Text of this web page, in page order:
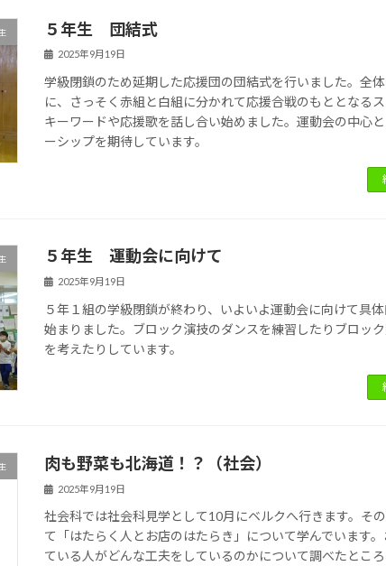
５年生 団結式
2025年9月19日
学級閉鎖のため延期した応援団の団結式を行いました。全
に、さっそく赤組と白組に分かれて応援合戦のもととなる
キーワードや応援歌を話し合い始めました。運動会の中心
ーシップを期待しています。
５年生 運動会に向けて
2025年9月19日
５年１組の学級閉鎖が終わり、いよいよ運動会に向けて具
始まりました。ブロック演技のダンスを練習したりブロッ
を考えたりしています。
肉も野菜も北海道！？（社会）
2025年9月19日
社会科では社会科見学として10月にベルクへ行きます。そ
て「はたらく人とお店のはたらき」について学んでいます
ている人がどんな工夫をしているのかについて調べたとこ